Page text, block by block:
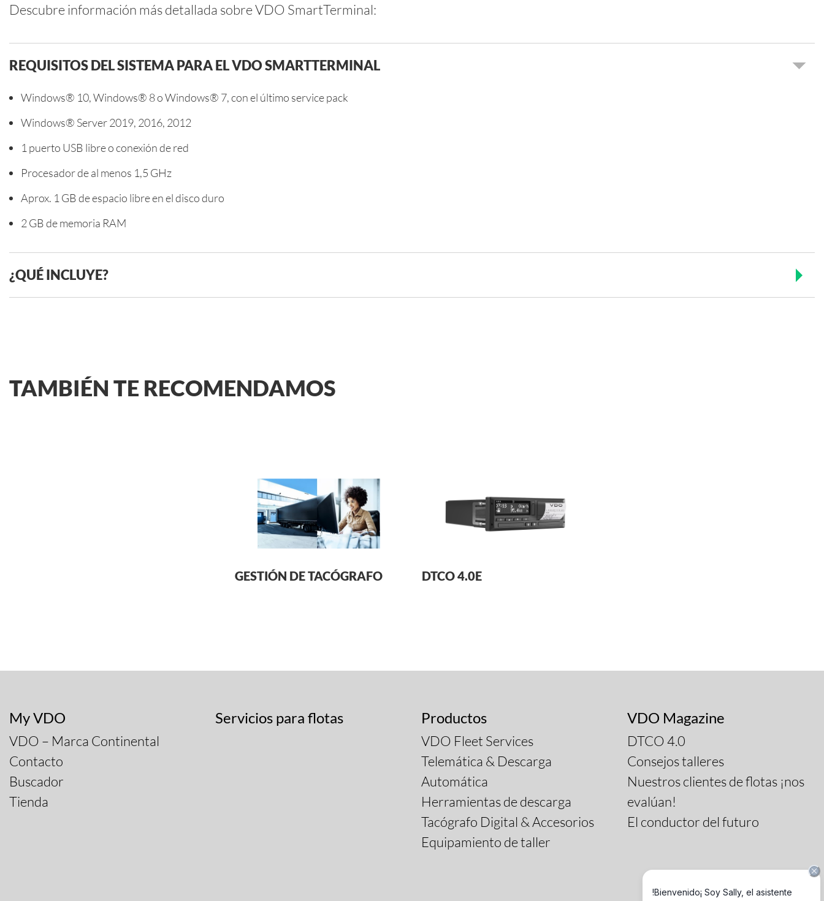
Descubre información más detallada sobre VDO SmartTerminal:
REQUISITOS DEL SISTEMA PARA EL VDO SMARTTERMINAL
Windows® 10, Windows® 8 o Windows® 7, con el último service pack
Windows® Server 2019, 2016, 2012
1 puerto USB libre o conexión de red
Procesador de al menos 1,5 GHz
Aprox. 1 GB de espacio libre en el disco duro
2 GB de memoria RAM
¿QUÉ INCLUYE?
TAMBIÉN TE RECOMENDAMOS
GESTIÓN DE TACÓGRAFO DTCO 4.0E
My VDO
VDO – Marca Continental
Contacto
Buscador
Tienda
Servicios para flotas Productos
VDO Fleet Services
Telemática & Descarga
Automática
Herramientas de descarga
Tacógrafo Digital & Accesorios
Equipamiento de taller
VDO Magazine
DTCO 4.0
Consejos talleres
Nuestros clientes de flotas ¡nos
evalúan!
El conductor del futuro